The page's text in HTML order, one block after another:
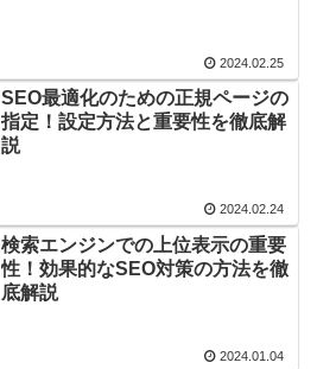
2024.02.25
SEO最適化のための正規ページの
指定！設定方法と重要性を徹底解
説
2024.02.24
検索エンジンでの上位表示の重要
性！効果的なSEO対策の方法を徹
底解説
2024.01.04